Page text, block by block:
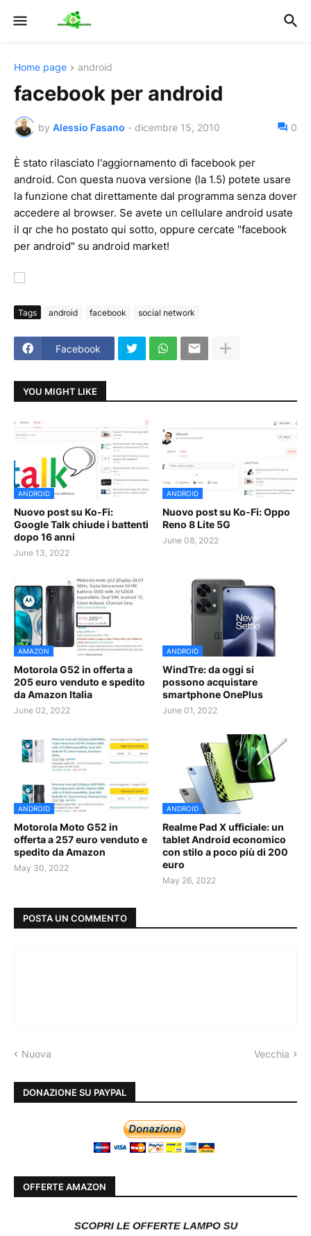
Home page android
facebook per android
by Alessio Fasano - dicembre 15, 2010 0
È stato rilasciato l'aggiornamento di facebook per
android. Con questa nuova versione (la 1.5) potete usare
la funzione chat direttamente dal programma senza dover
accedere al browser. Se avete un cellulare android usate
il qr che ho postato qui sotto, oppure cercate "facebook
per android" su android market!
Tags android facebook social network
Facebook
YOU MIGHT LIKE
ANDROID
Nuovo post su Ko-Fi:
Google Talk chiude i battenti
dopo 16 anni
June 13, 2022
ANDROID
Nuovo post su Ko-Fi: Oppo
Reno 8 Lite 5G
June 08, 2022
AMAZON
Motorola G52 in offerta a
205 euro venduto e spedito
da Amazon Italia
June 02, 2022
ANDROID
WindTre: da oggi si
possono acquistare
smartphone OnePlus
June 01, 2022
ANDROID
Motorola Moto G52 in
offerta a 257 euro venduto e
spedito da Amazon
May 30, 2022
ANDROID
Realme Pad X ufficiale: un
tablet Android economico
con stilo a poco più di 200
euro
May 26, 2022
POSTA UN COMMENTO
Nuova Vecchia
DONAZIONE SU PAYPAL
OFFERTE AMAZON